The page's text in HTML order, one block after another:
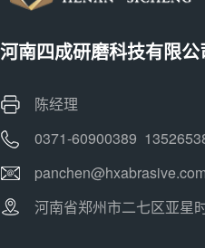
河南四成研磨科技有限公
陈经理
0371-60900389
panchen@hxabrasive.com
河南省郑州市二七区亚星